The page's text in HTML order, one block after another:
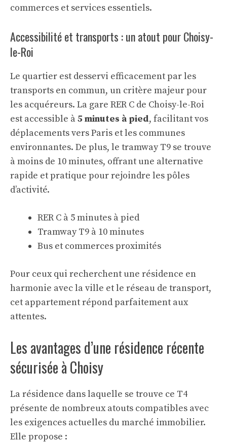
commerces et services essentiels.
Accessibilité et transports : un atout pour Choisy-
le-Roi
Le quartier est desservi efficacement par les
transports en commun, un critère majeur pour
les acquéreurs. La gare RER C de Choisy-le-Roi
est accessible à5 minutes à pied, facilitant vos
déplacements vers Paris et les communes
environnantes. De plus, le tramway T9 se trouve
à moins de 10 minutes, offrant une alternative
rapide et pratique pour rejoindre les pôles
d’activité.
RER C à 5 minutes à pied
Tramway T9 à 10 minutes
Bus et commerces proximités
Pour ceux qui recherchent une résidence en
harmonie avec la ville et le réseau de transport,
cet appartement répond parfaitement aux
attentes.
Les avantages d’une résidence récente
sécurisée à Choisy
La résidence dans laquelle se trouve ce T4
présente de nombreux atouts compatibles avec
les exigences actuelles du marché immobilier.
Elle propose :